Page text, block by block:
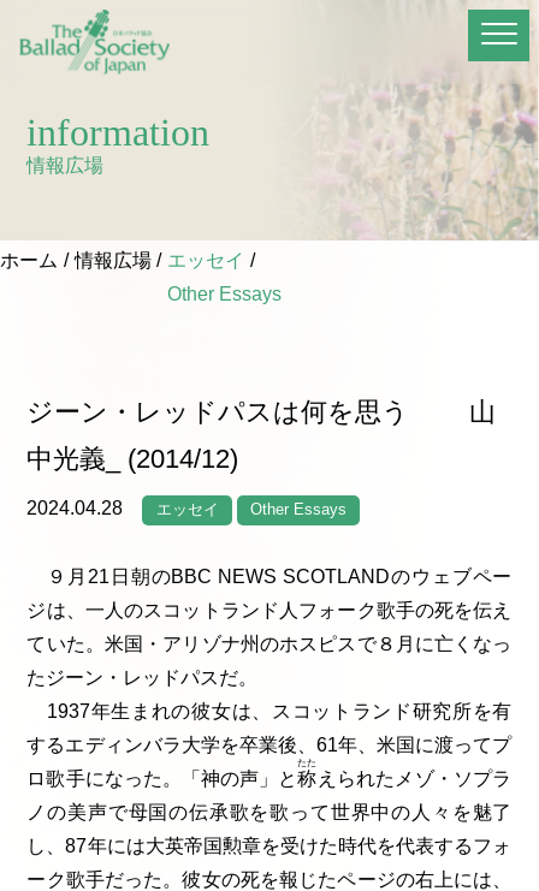
information
情報広場
ホーム 情報広場
エッセイ
Other Essays
ジーン・レッドパスは何を思う 山
中光義_ (2014/12)
2024.04.28 エッセイ Other Essays
９月21日朝のBBC NEWS SCOTLANDのウェブペー
ジは、一人のスコットランド人フォーク歌手の死を伝え
ていた。米国・アリゾナ州のホスピスで８月に亡くなっ
たジーン・レッドパスだ。
1937年生まれの彼女は、スコットランド研究所を有
するエディンバラ大学を卒業後、61年、米国に渡ってプ
ロ歌手になった。「神の声」と称
たた
えられたメゾ・ソプラ
ノの美声で母国の伝承歌を歌って世界中の人々を魅了
し、87年には大英帝国勲章を受けた時代を代表するフォ
ーク歌手だった。彼女の死を報じたページの右上には、